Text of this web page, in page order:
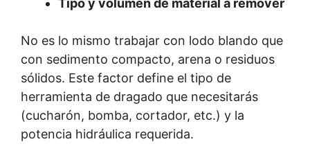
Tipo y volumen de material a remover
No es lo mismo trabajar con lodo blando que
con sedimento compacto, arena o residuos
sólidos. Este factor define el tipo de
herramienta de dragado que necesitarás
(cucharón, bomba, cortador, etc.) y la
potencia hidráulica requerida.